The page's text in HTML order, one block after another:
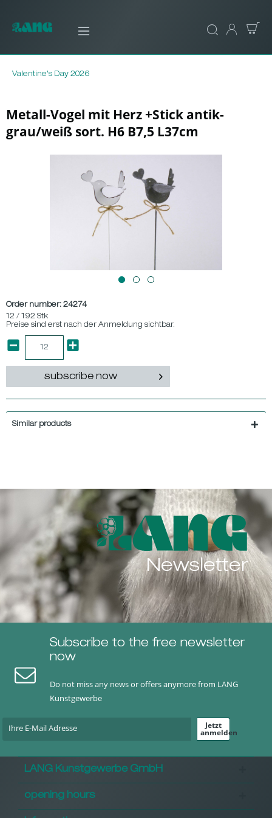
Valentine's Day 2026
Metall-Vogel mit Herz +Stick antik-
grau/weiß sort. H6 B7,5 L37cm
Order number: 24274
12 / 192 Stk
Preise sind erst nach der Anmeldung sichtbar.
subscribe now
Similar products
Newsletter
Subscribe to the free newsletter
now
Do not miss any news or offers anymore from LANG
Kunstgewerbe
Jetzt
anmelden
LANG Kunstgewerbe GmbH
opening hours